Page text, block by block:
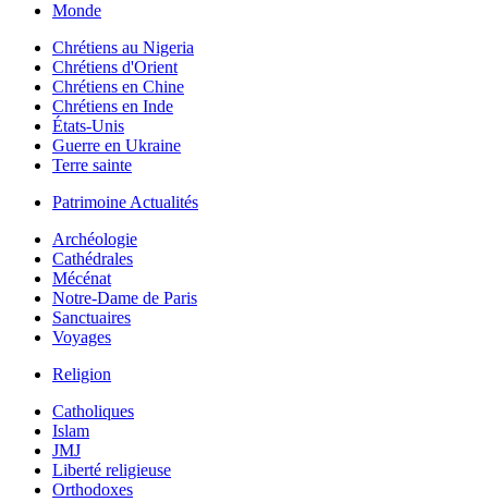
Monde
Chrétiens au Nigeria
Chrétiens d'Orient
Chrétiens en Chine
Chrétiens en Inde
États-Unis
Guerre en Ukraine
Terre sainte
Patrimoine Actualités
Archéologie
Cathédrales
Mécénat
Notre-Dame de Paris
Sanctuaires
Voyages
Religion
Catholiques
Islam
JMJ
Liberté religieuse
Orthodoxes